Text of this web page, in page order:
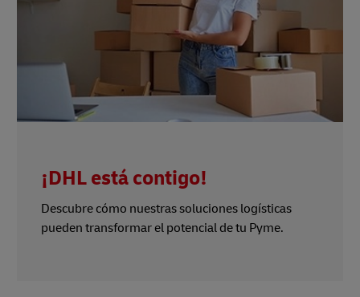
¡DHL está contigo!
Descubre cómo nuestras soluciones logísticas
pueden transformar el potencial de tu Pyme.